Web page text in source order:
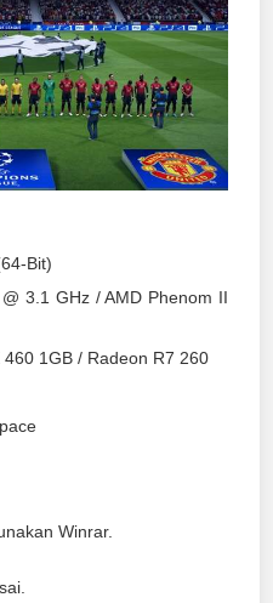
Bit)
3.1 GHz / AMD Phenom II
1GB / Radeon R7 260
Winrar.